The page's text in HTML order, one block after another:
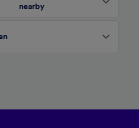
nearby
(Lieferanten)